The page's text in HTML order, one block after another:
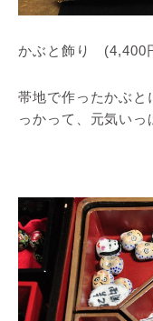
かぶと飾り (4,400
帯地で作ったかぶと
っかって、元気いっ